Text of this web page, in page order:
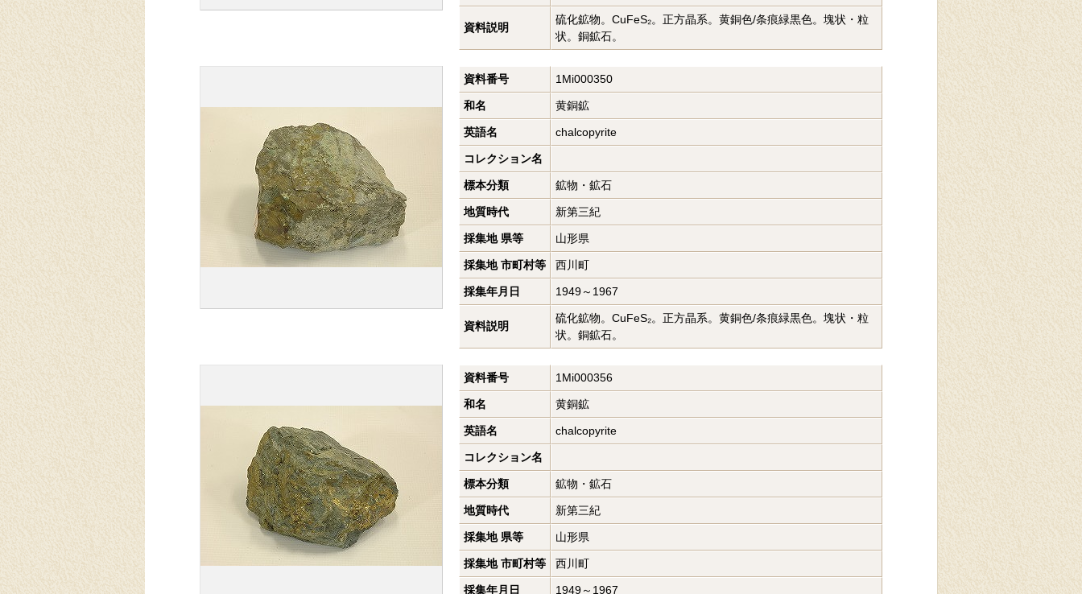
資料説明
硫化鉱物。CuFeS₂。正方晶系。黄銅色/条痕緑黒色。塊状・粒
状。銅鉱石。
資料番号 1Mi000350
和名 黄銅鉱
英語名 chalcopyrite
コレクション名
標本分類 鉱物・鉱石
地質時代 新第三紀
採集地 県等 山形県
採集地 市町村等 西川町
採集年月日 1949～1967
資料説明
硫化鉱物。CuFeS₂。正方晶系。黄銅色/条痕緑黒色。塊状・粒
状。銅鉱石。
資料番号 1Mi000356
和名 黄銅鉱
英語名 chalcopyrite
コレクション名
標本分類 鉱物・鉱石
地質時代 新第三紀
採集地 県等 山形県
採集地 市町村等 西川町
採集年月日 1949～1967